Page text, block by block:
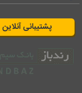
پشتیبانی آنلاین